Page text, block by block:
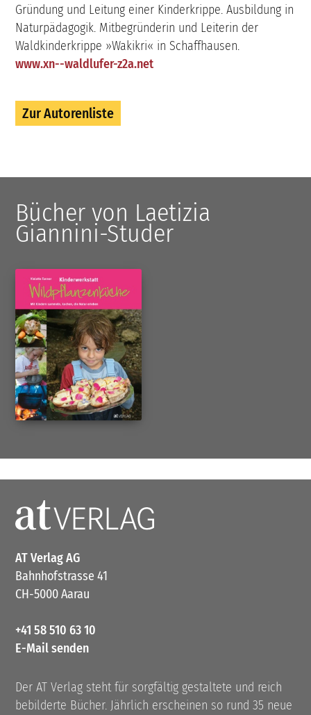
Gründung und Leitung einer Kinderkrippe. Ausbildung in
Naturpädagogik. Mitbegründerin und Leiterin der
Waldkinderkrippe »Wakikri« in Schaffhausen.
www.xn--waldlufer-z2a.net
Zur Autorenliste
Bücher von Laetizia
Giannini-Studer
AT Verlag AG
Bahnhofstrasse 41
CH-5000 Aarau
+41 58 510 63 10
E-Mail senden
Der AT Verlag steht für sorgfältig gestaltete und reich
bebilderte Bücher. Jährlich erscheinen so rund 35 neue